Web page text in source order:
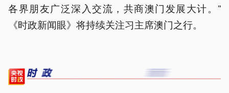
各界朋友广泛深入交流，共商澳门发展大计。”
《时政新闻眼》将持续关注习主席澳门之行。